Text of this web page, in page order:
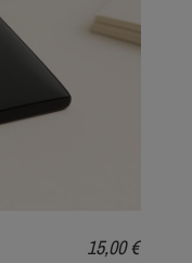
15,00 €